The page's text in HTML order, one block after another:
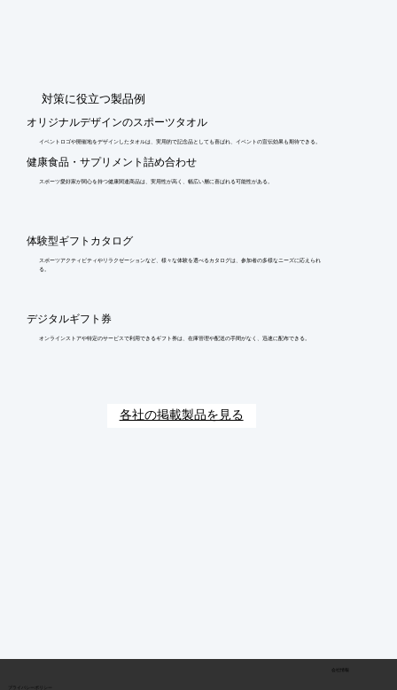
​対策に役立つ製品例
オリジナルデザインのスポーツタオル
イベントロゴや開催地をデザインしたタオルは、実用的で記念品としても喜ばれ、イベントの宣伝効果も期待できる。
健康食品・サプリメント詰め合わせ
スポーツ愛好家が関心を持つ健康関連商品は、実用性が高く、幅広い層に喜ばれる可能性がある。
体験型ギフトカタログ
スポーツアクティビティやリラクゼーションなど、様々な体験を選べるカタログは、参加者の多様なニーズに応えられ
る。
デジタルギフト券
オンラインストアや特定のサービスで利用できるギフト券は、在庫管理や配送の手間がなく、迅速に配布できる。
各社の掲載製品を見る
会社情報